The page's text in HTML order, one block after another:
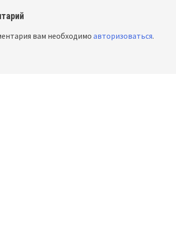
вам необходимо авторизоваться.